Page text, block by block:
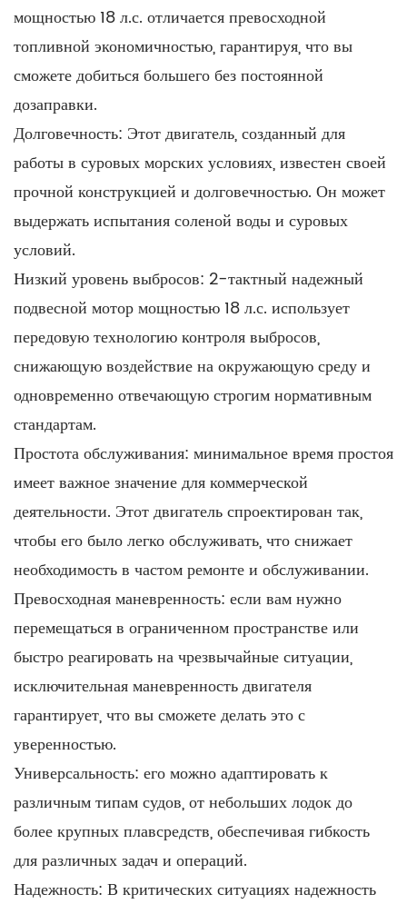
мощностью 18 л.с. позволяет экологическим агентствам
проводить исследования и эффективно реагировать на
чрезвычайные экологические ситуации.
мощностью 18 л.с. отличается превосходной
топливной экономичностью, гарантируя, что вы
сможете добиться большего без постоянной
дозаправки.
Долговечность: Этот двигатель, созданный для
работы в суровых морских условиях, известен своей
прочной конструкцией и долговечностью. Он может
выдержать испытания соленой воды и суровых
условий.
Низкий уровень выбросов: 2-тактный надежный
подвесной мотор мощностью 18 л.с. использует
передовую технологию контроля выбросов,
снижающую воздействие на окружающую среду и
одновременно отвечающую строгим нормативным
стандартам.
Простота обслуживания: минимальное время простоя
имеет важное значение для коммерческой
деятельности. Этот двигатель спроектирован так,
чтобы его было легко обслуживать, что снижает
необходимость в частом ремонте и обслуживании.
Превосходная маневренность: если вам нужно
перемещаться в ограниченном пространстве или
быстро реагировать на чрезвычайные ситуации,
исключительная маневренность двигателя
гарантирует, что вы сможете делать это с
уверенностью.
Универсальность: его можно адаптировать к
различным типам судов, от небольших лодок до
более крупных плавсредств, обеспечивая гибкость
для различных задач и операций.
Надежность: В критических ситуациях надежность